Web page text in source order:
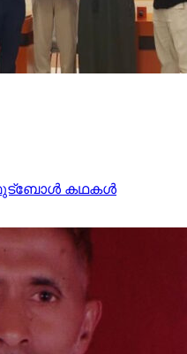
ഫുട്ബോൾ കഥകൾ